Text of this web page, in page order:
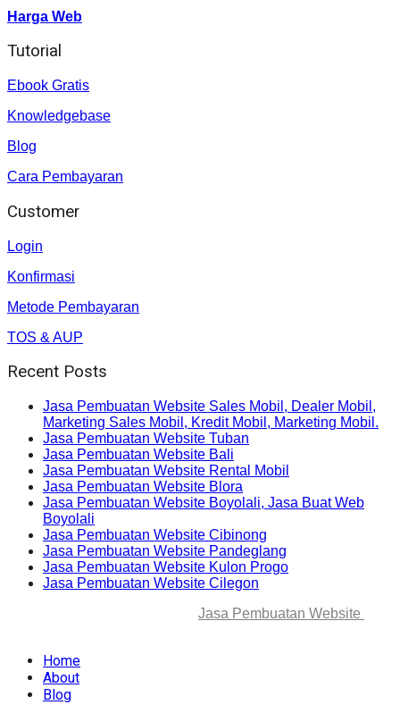
Harga Web
Tutorial
Ebook Gratis
Knowledgebase
Blog
Cara Pembayaran
Customer
Login
Konfirmasi
Metode Pembayaran
TOS & AUP
Recent Posts
Jasa Pembuatan Website Sales Mobil, Dealer Mobil,
Marketing Sales Mobil, Kredit Mobil, Marketing Mobil.
Jasa Pembuatan Website Tuban
Jasa Pembuatan Website Bali
Jasa Pembuatan Website Rental Mobil
Jasa Pembuatan Website Blora
Jasa Pembuatan Website Boyolali, Jasa Buat Web
Boyolali
Jasa Pembuatan Website Cibinong
Jasa Pembuatan Website Pandeglang
Jasa Pembuatan Website Kulon Progo
Jasa Pembuatan Website Cilegon
Jasa Pembuatan Website
Home
About
Blog